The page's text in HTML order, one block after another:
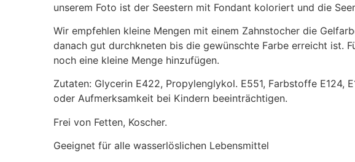
unserem Foto ist der Seestern mit Fondant koloriert und die
Wir empfehlen kleine Mengen mit einem Zahnstocher die
danach gut durchkneten bis die gewünschte Farbe erreicht ist.
noch eine kleine Menge hinzufügen.
Zutaten: Glycerin E422, Propylenglykol. E551, Farbstoffe E124,
oder Aufmerksamkeit bei Kindern beeinträchtigen.
Frei von Fetten, Koscher.
Geeignet für alle wasserlöslichen Lebensmittel